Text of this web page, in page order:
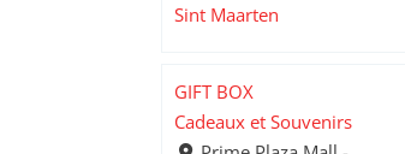
Sint Maarten
GIFT BOX
Cadeaux et Souvenirs